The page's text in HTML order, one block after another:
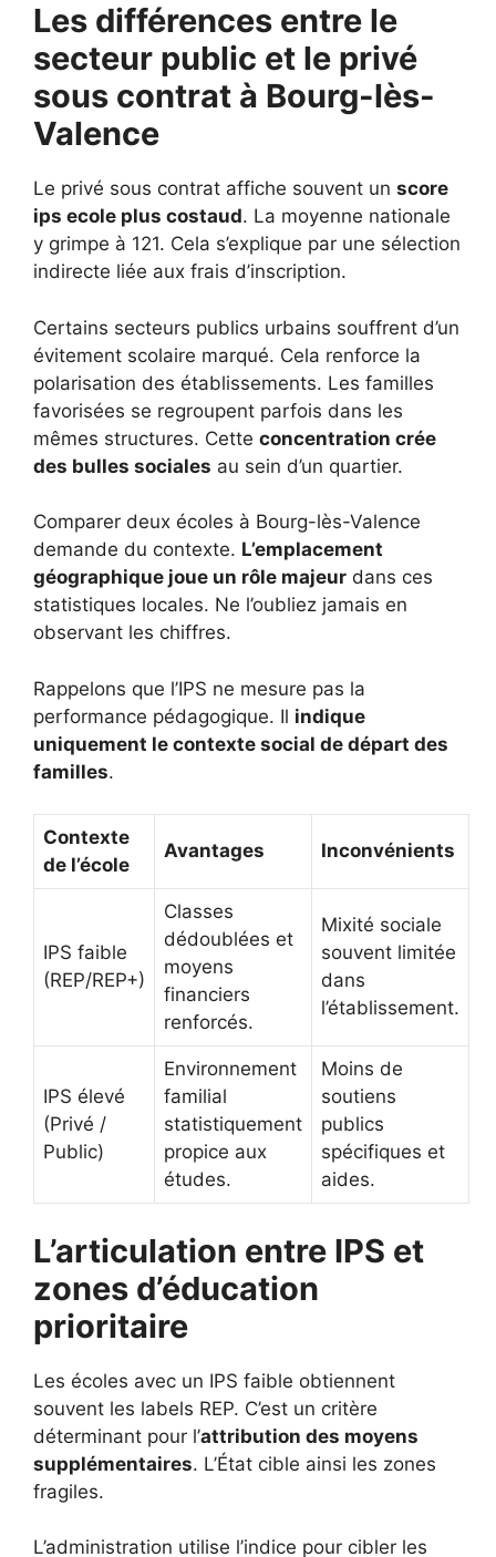
Les différences entre le
secteur public et le privé
sous contrat à Bourg-lès-
Valence
Le privé sous contrat affiche souvent un score
ips ecole plus costaud. La moyenne nationale
y grimpe à 121. Cela s’explique par une sélection
indirecte liée aux frais d’inscription.
Certains secteurs publics urbains souffrent d’un
évitement scolaire marqué. Cela renforce la
polarisation des établissements. Les familles
favorisées se regroupent parfois dans les
mêmes structures. Cette concentration crée
des bulles sociales au sein d’un quartier.
Comparer deux écoles à Bourg-lès-Valence
demande du contexte. L’emplacement
géographique joue un rôle majeur dans ces
statistiques locales. Ne l’oubliez jamais en
observant les chiffres.
Rappelons que l’IPS ne mesure pas la
performance pédagogique. Il indique
uniquement le contexte social de départ des
familles.
Contexte
de l’école
Avantages Inconvénients
IPS faible
(REP/REP+)
Classes
dédoublées et
moyens
financiers
renforcés.
Mixité sociale
souvent limitée
dans
l’établissement.
IPS élevé
(Privé /
Public)
Environnement
familial
statistiquement
propice aux
études.
Moins de
soutiens
publics
spécifiques et
aides.
L’articulation entre IPS et
zones d’éducation
prioritaire
Les écoles avec un IPS faible obtiennent
souvent les labels REP. C’est un critère
déterminant pour l’attribution des moyens
supplémentaires. L’État cible ainsi les zones
fragiles.
L’administration utilise l’indice pour cibler les